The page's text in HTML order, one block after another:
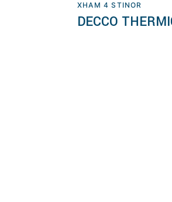
Lexoni
XHAM 4 STINOR
DECCO